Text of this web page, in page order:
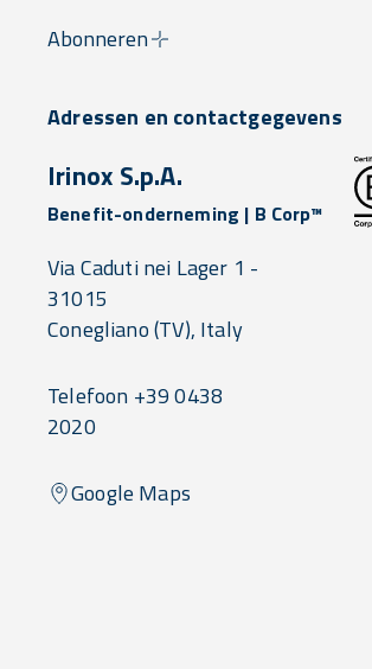
Abonneren
Adressen en contactgegevens
Irinox S.p.A.
Benefit-onderneming | B Corp™
Via Caduti nei Lager 1 -
31015
Conegliano(TV), Italy
Telefoon +39 0438
2020
Google Maps